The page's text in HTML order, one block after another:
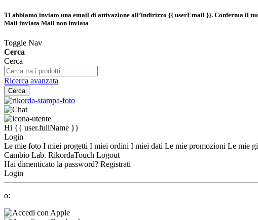
Ti abbiamo inviato una email di attivazione all’indirizzo {{ userEmail }}. Conferma il
Mail inviata Mail non inviata
Toggle Nav
Cerca
Cerca
Ricerca avanzata
Cerca
Hi {{ user.fullName }}
Login
Le mie foto I miei progetti I miei ordini I miei dati Le mie promozioni Le mie
Cambio Lab. RikordaTouch Logout
Hai dimenticato la password? Registrati
Login
o: